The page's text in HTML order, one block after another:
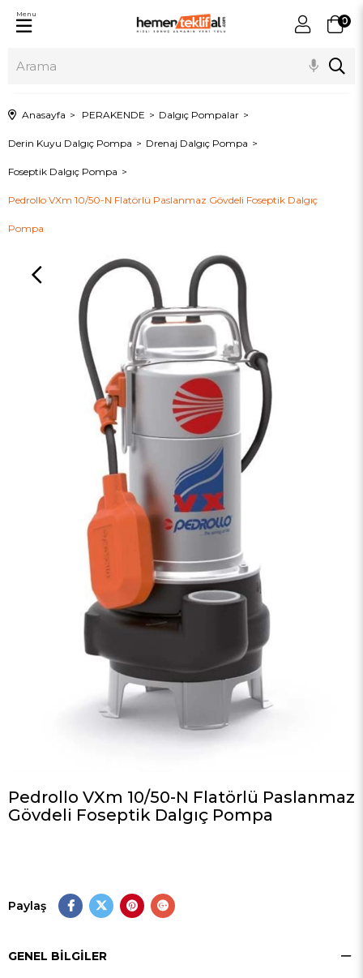
0
Menu
Anasayfa PERAKENDE Dalgıç Pompalar
Derin Kuyu Dalgıç Pompa Drenaj Dalgıç Pompa
Foseptik Dalgıç Pompa
Pedrollo VXm 10/50-N Flatörlü Paslanmaz Gövdeli Foseptik Dalgıç
Pompa
Pedrollo VXm 10/50-N Flatörlü Paslanmaz
Gövdeli Foseptik Dalgıç Pompa
Paylaş
GENEL BILGILER